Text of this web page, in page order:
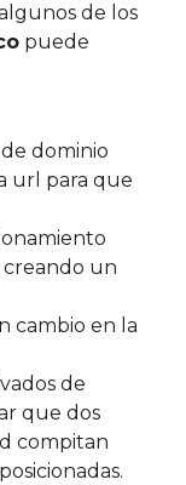
de los
puede
dominio
url para que
creando un
cambio en la
de
que dos
compitan